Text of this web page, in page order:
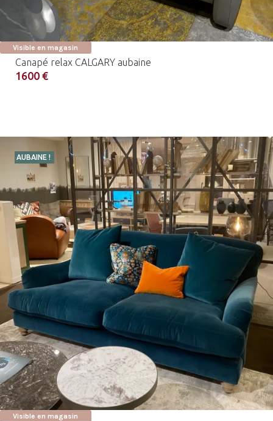
Visible en magasin
Canapé relax CALGARY aubaine
1600 €
AUBAINE !
Visible en magasin